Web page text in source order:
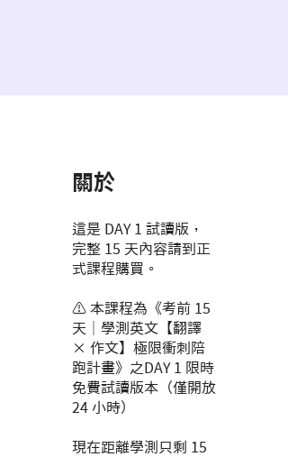
關於
這是 DAY 1 試讀版，
完整 15 天內容請到正
式課程購買。
⚠️ 本課程為《考前 15
天｜學測英文【翻譯
× 作文】極限衝刺陪
跑計畫》之DAY 1 限時
免費試讀版本（僅開放
24 小時）
現在距離學測只剩 15